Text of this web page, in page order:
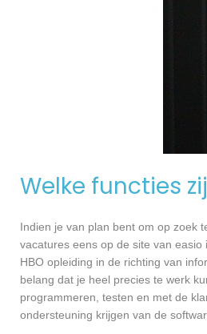
Welke functies
Indien je van plan bent om op zoek
vacatures eens op de site van
HBO opleiding in de richting van
belang dat je heel precies te werk
programmeren, testen en met de
ondersteuning krijgen van de